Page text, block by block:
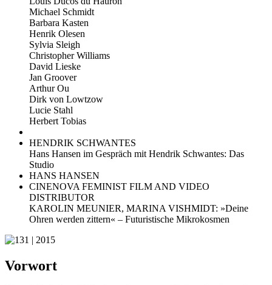
Michael Schmidt
Barbara Kasten
Henrik Olesen
Sylvia Sleigh
Christopher Williams
David Lieske
Jan Groover
Arthur Ou
Dirk von Lowtzow
Lucie Stahl
Herbert Tobias
HENDRIK SCHWANTES
Hans Hansen im Gespräch mit Hendrik Schwantes: Das
Studio
HANS HANSEN
CINENOVA FEMINIST FILM AND VIDEO
DISTRIBUTOR
KAROLIN MEUNIER, MARINA VISHMIDT: »Deine
Ohren werden zittern« – Futuristische Mikrokosmen
Vorwort